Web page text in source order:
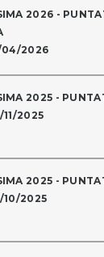
2026 -
04/2026
2025 -
2025
2025 -
2025